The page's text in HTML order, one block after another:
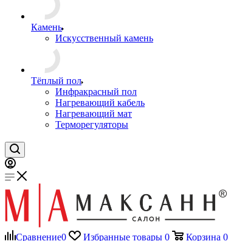
Камень
Искусственный камень
Тёплый пол
Инфракрасный пол
Нагревающий кабель
Нагревающий мат
Терморегуляторы
Сравнение